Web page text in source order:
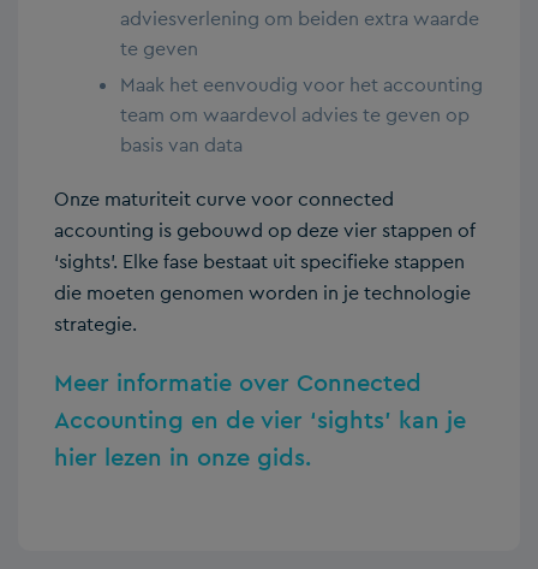
adviesverlening om beiden extra waarde
te geven
Maak het eenvoudig voor het accounting
team om waardevol advies te geven op
basis van data
Onze maturiteit curve voor connected
accounting is gebouwd op deze vier stappen of
‘sights’. Elke fase bestaat uit specifieke stappen
die moeten genomen worden in je technologie
strategie.
Meer informatie over Connected
Accounting en de vier ‘sights’ kan je
hier lezen in onze gids.